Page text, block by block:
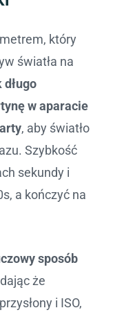
który
światła na
w aparacie
, aby światło
Szybkość
sekundy i
a kończyć na
sposób
że
i ISO,